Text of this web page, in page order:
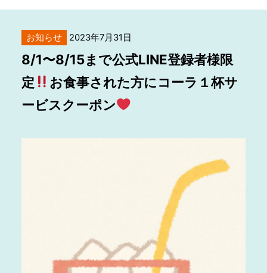
お知らせ 2023年7月31日
8/1〜8/15まで公式LINE登録者様限
定
お食事された方にコーラ１杯サ
ービスクーポン